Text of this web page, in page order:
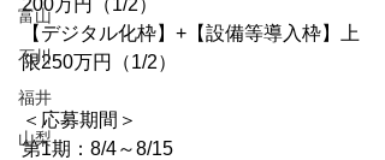
富山
石川
福井
山梨
200万円（1/2）
【デジタル化枠】+【設備等導入枠】上
限250万円（1/2）
＜応募期間＞
第1期：8/4～8/15